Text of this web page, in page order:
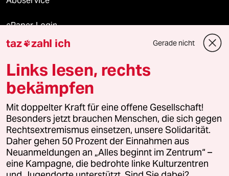
ePaper Login
Downloads für Abonnierende
© 2026 taz Verlags und Vertriebs GmbH
Alle Rechte vorbehalten. Bei rechtlichen Fragen oder für Genehmigungen
wenden Sie sich bitte an
lizenzen@taz.de
Feedback Redaktionsstatut Kommune-Richtlinien
Leitlinie Informant Datenschutz Impressum AGB
taz zahl ich Gerade nicht
Links lesen, rechts
bekämpfen
Mit doppelter Kraft für eine offene Gesellschaft!
Besonders jetzt brauchen Menschen, die sich gegen
Rechtsextremismus einsetzen, unsere Solidarität.
Daher gehen 50 Prozent der Einnahmen aus
Neuanmeldungen an „Alles beginnt im Zentrum“ –
eine Kampagne, die bedrohte linke Kulturzentren